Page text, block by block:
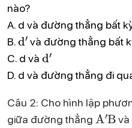
nào?
A. d và đường thẳng bất
B.
d′
và đường thẳng bất
C. d và
d′
D. d và đường thẳng đi
Câu 2: Cho hình lập
giữa đường thẳng
A′B
và